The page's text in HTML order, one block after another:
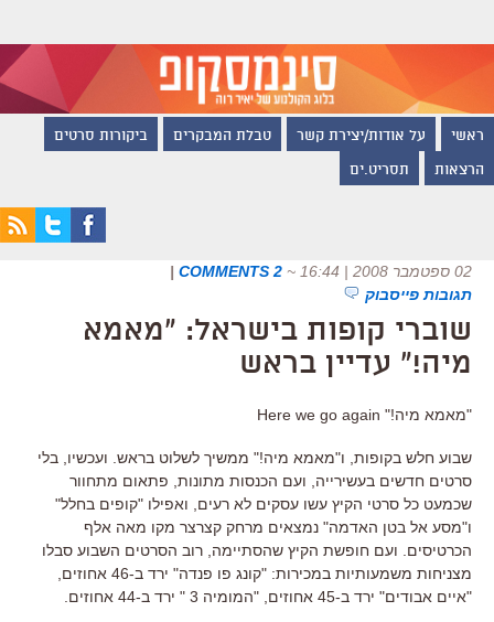
ראשי על אודות/יצירת קשר טבלת המבקרים ביקורות סרטים
הרצאות תסריט.ים
02 ספטמבר 2008 | 16:44 ~
2 COMMENTS
|
תגובות פייסבוק
שוברי קופות בישראל: "מאמא
מיה!" עדיין בראש
"מאמא מיה!" Here we go again
שבוע חלש בקופות, ו"מאמא מיה!" ממשיך לשלוט בראש. ועכשיו, בלי
סרטים חדשים בעשירייה, ועם הכנסות מתונות, פתאום מתחוור
שכמעט כל סרטי הקיץ עשו עסקים לא רעים, ואפילו "קופים בחלל"
ו"מסע אל בטן האדמה" נמצאים מרחק קצרצר מקו מאה אלף
הכרטיסים. ועם חופשת הקיץ שהסתיימה, רוב הסרטים השבוע סבלו
מצניחות משמעותיות במכירות: "קונג פו פנדה" ירד ב-46 אחוזים,
"איים אבודים" ירד ב-45 אחוזים, "המומיה 3 " ירד ב-44 אחוזים.